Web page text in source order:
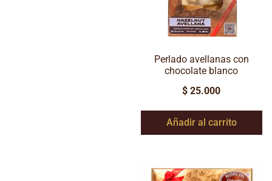
Perlado avellanas con
chocolate blanco
$ 25.000
Añadir al carrito